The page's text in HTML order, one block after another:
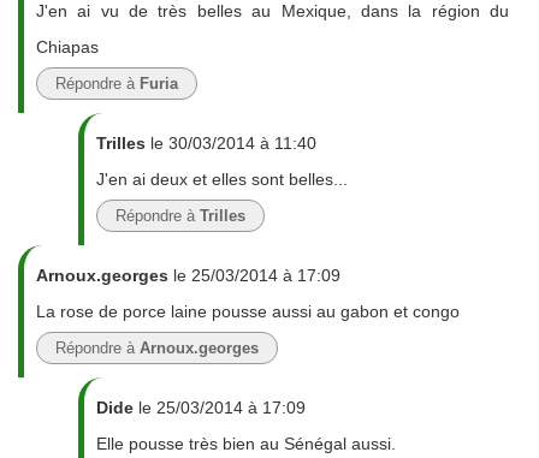
J'en ai vu de très belles au Mexique, dans la région du
Chiapas
Répondre à Furia
Trilles le 30/03/2014 à 11:40
J'en ai deux et elles sont belles...
Répondre à Trilles
Arnoux.georges le 25/03/2014 à 17:09
La rose de porce laine pousse aussi au gabon et congo
Répondre à Arnoux.georges
Dide le 25/03/2014 à 17:09
Elle pousse très bien au Sénégal aussi.